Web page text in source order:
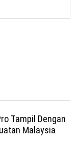
Tampil Dengan
Malaysia